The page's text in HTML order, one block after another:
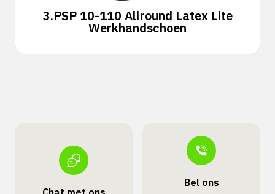
3.PSP 10-110 Allround Latex Lite
Werkhandschoen
Bel ons